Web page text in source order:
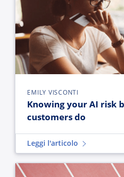
EMILY VISCONTI
Knowing your AI risk
customers do
Leggi l'articolo
How AI turns new hires into